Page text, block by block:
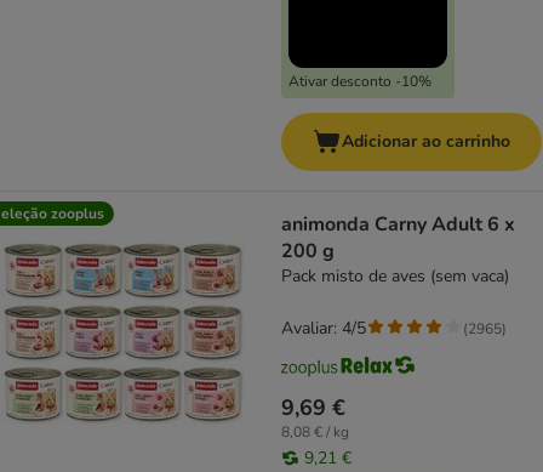
Ativar desconto -10%
Adicionar ao carrinho
zooplus
animonda Carny Adult 6 x
200 g
Pack misto de aves (sem vaca)
9,69 €
8,08 € / kg
9,21 €
Avaliar: 4/5 (2965)